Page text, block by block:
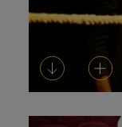
DescargarAñadir al